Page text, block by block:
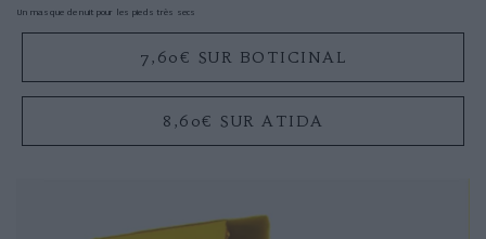
Un masque de nuit pour les pieds très secs
7,60€ SUR BOTICINAL
8,60€ SUR ATIDA